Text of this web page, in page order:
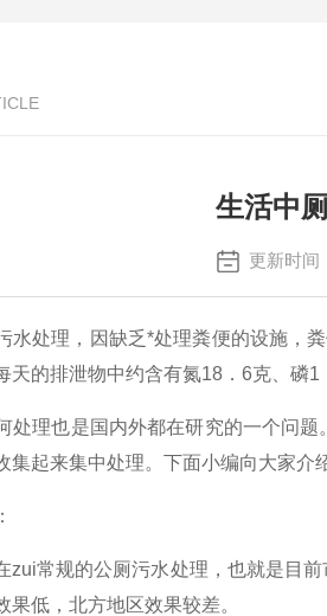
生活中
更新时
处理，因缺乏*处理粪便的设施，
天的排泄物中约含有氮18． 6克、磷1
处理也是国内外都在研究的一个问
集起来集中处理。下面小编向大家介
常规的公厕污水处理，也就是目前
果低，北方地区效果较差。